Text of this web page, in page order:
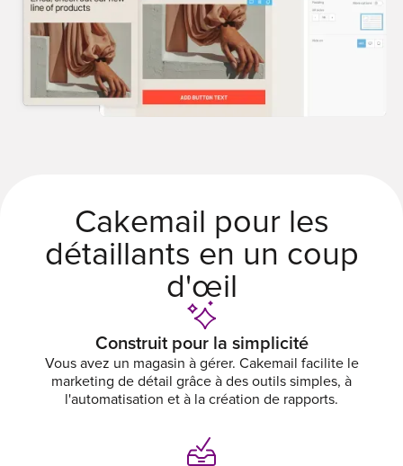
Cakemail pour les
détaillants en un coup
d'œil
Construit pour la simplicité
Vous avez un magasin à gérer. Cakemail facilite le
marketing de détail grâce à des outils simples, à
l'automatisation et à la création de rapports.